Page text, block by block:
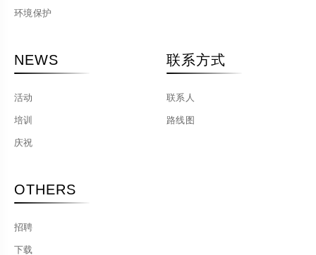
环境保护
NEWS
活动
培训
庆祝
联系方式
联系人
路线图
OTHERS
招聘
下载